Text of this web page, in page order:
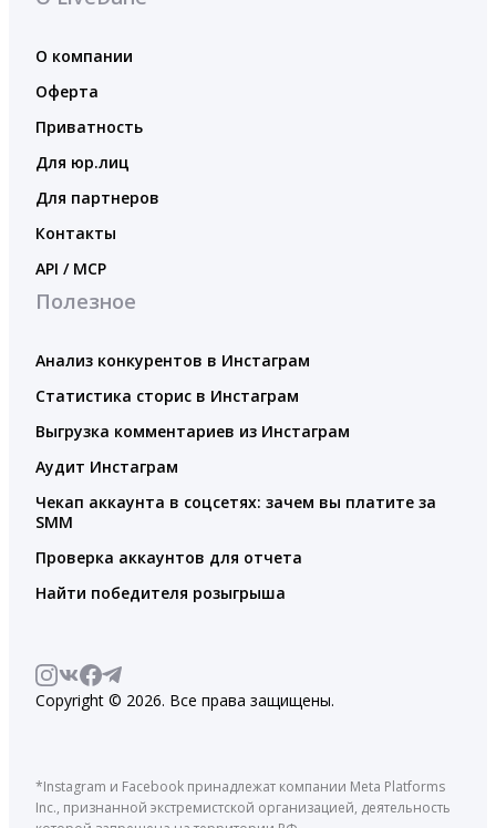
О компании
Оферта
Приватность
Для юр.лиц
Для партнеров
Контакты
API / MCP
Полезное
Анализ конкурентов в Инстаграм
Статистика сторис в Инстаграм
Выгрузка комментариев из Инстаграм
Аудит Инстаграм
Чекап аккаунта в соцсетях: зачем вы платите за
SMM
Проверка аккаунтов для отчета
Найти победителя розыгрыша
Copyright © 2026. Все права защищены.
*Instagram и Facebook принадлежат компании Meta Platforms
Inc., признанной экстремистской организацией, деятельность